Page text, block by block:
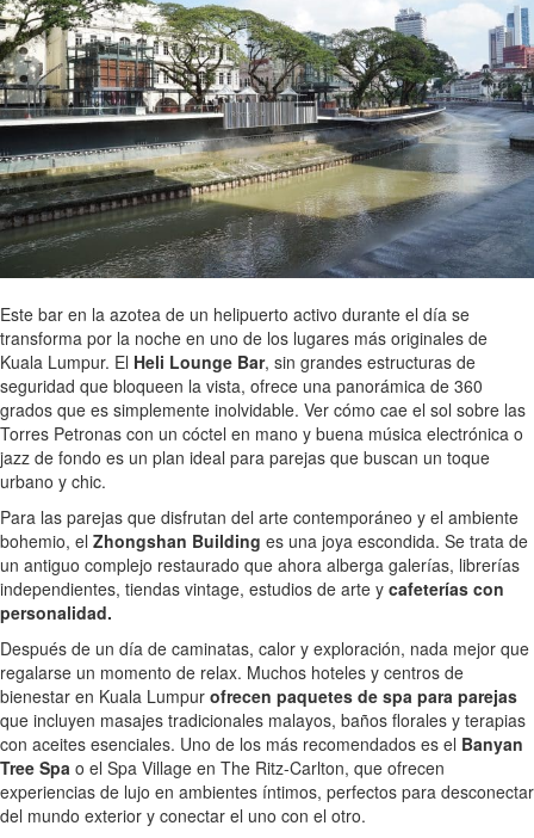
Este bar en la azotea de un helipuerto activo durante el día se
transforma por la noche en uno de los lugares más originales de
Kuala Lumpur. El Heli Lounge Bar, sin grandes estructuras de
seguridad que bloqueen la vista, ofrece una panorámica de 360
grados que es simplemente inolvidable. Ver cómo cae el sol sobre las
Torres Petronas con un cóctel en mano y buena música electrónica o
jazz de fondo es un plan ideal para parejas que buscan un toque
urbano y chic.
Para las parejas que disfrutan del arte contemporáneo y el ambiente
bohemio, el Zhongshan Building es una joya escondida. Se trata de
un antiguo complejo restaurado que ahora alberga galerías, librerías
independientes, tiendas vintage, estudios de arte y cafeterías con
personalidad.
Después de un día de caminatas, calor y exploración, nada mejor que
regalarse un momento de relax. Muchos hoteles y centros de
bienestar en Kuala Lumpur ofrecen paquetes de spa para parejas
que incluyen masajes tradicionales malayos, baños florales y terapias
con aceites esenciales. Uno de los más recomendados es el Banyan
Tree Spa o el Spa Village en The Ritz-Carlton, que ofrecen
experiencias de lujo en ambientes íntimos, perfectos para desconectar
del mundo exterior y conectar el uno con el otro.